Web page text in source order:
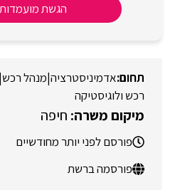
הגשת מועמדות
אדמיניסטרציה|מנהל רכש|
רכש ולוגיסטיקה
חיפה
פורסם לפני יותר מחודשיים
פורסמה ברשת